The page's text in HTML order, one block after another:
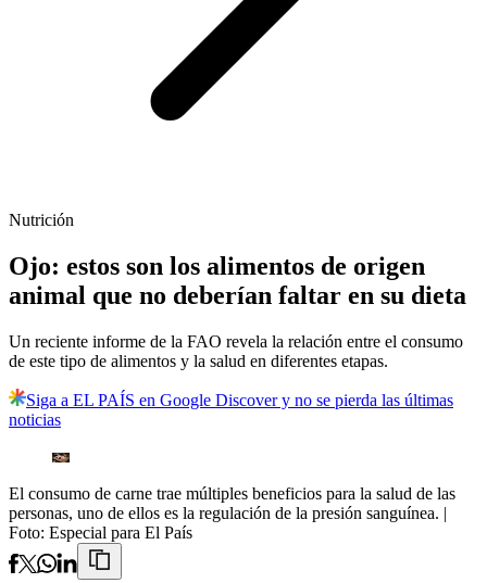
Nutrición
Ojo: estos son los alimentos de origen
animal que no deberían faltar en su dieta
Un reciente informe de la FAO revela la relación entre el consumo
de este tipo de alimentos y la salud en diferentes etapas.
Siga a EL PAÍS en Google Discover y no se pierda las últimas
noticias
El consumo de carne trae múltiples beneficios para la salud de las
personas, uno de ellos es la regulación de la presión sanguínea. |
Foto: Especial para El País